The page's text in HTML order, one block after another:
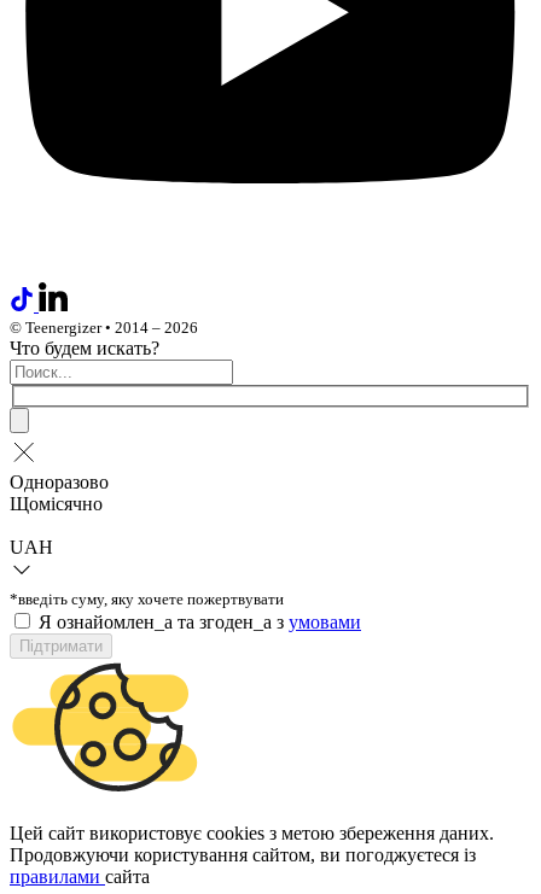
© Teenergizer • 2014 – 2026
Что будем искать?
Одноразово
Щомісячно
UAH
*введіть суму, яку хочете пожертвувати
Я ознайомлен_а та згоден_а з умовами
Підтримати
Цей сайт використовує cookies з метою збереження даних.
Продовжуючи користування сайтом, ви погоджуєтеся із
правилами сайта